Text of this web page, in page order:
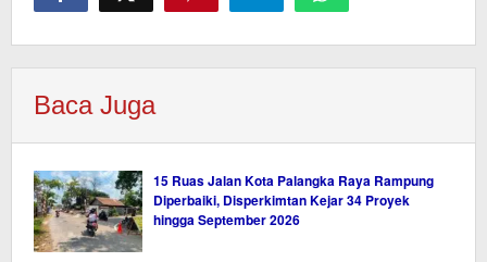
Baca Juga
15 Ruas Jalan Kota Palangka Raya Rampung
Diperbaiki, Disperkimtan Kejar 34 Proyek
hingga September 2026